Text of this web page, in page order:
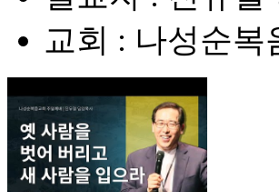
교회 : 나성순복